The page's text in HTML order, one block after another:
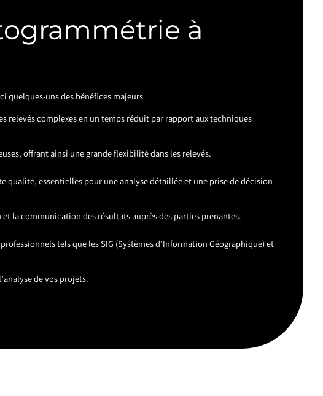
à
quelques-uns des bénéfices majeurs :
relevés complexes en un temps réduit par rapport aux techniques
offrant ainsi une grande flexibilité dans les relevés.
qualité, essentielles pour une analyse détaillée et une prise de décision
la communication des résultats auprès des parties prenantes.
tels que les SIG (Systèmes d’Information Géographique) et
de vos projets.